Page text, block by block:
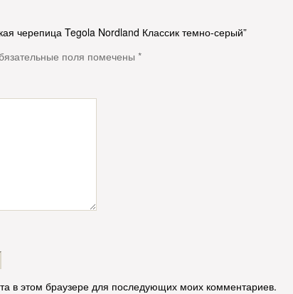
черепица Tegola Nordland Классик темно-серый”
поля помечены *
в этом браузере для последующих моих комментариев.